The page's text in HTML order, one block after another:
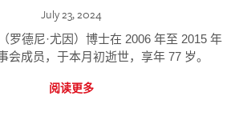
July 23, 2024
罗德尼·尤因）博士在 2006 年至 2015 年
会成员，于本月初逝世，享年 77 岁。
阅读更多